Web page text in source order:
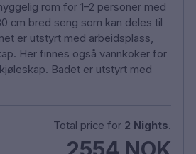
sentralstasjon
til Örebro lufthavn
rom for 1–2 personer med
cm bred seng som kan deles til
er utstyrt med arbeidsplass,
Her finnes også vannkoker for
Badet er utstyrt med
Total price for 2 Nights.